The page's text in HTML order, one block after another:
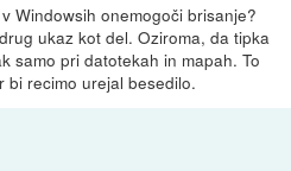
Windowsih onemogoči brisanje?
ukaz kot del. Oziroma, da tipka
samo pri datotekah in mapah. To
bi recimo urejal besedilo.